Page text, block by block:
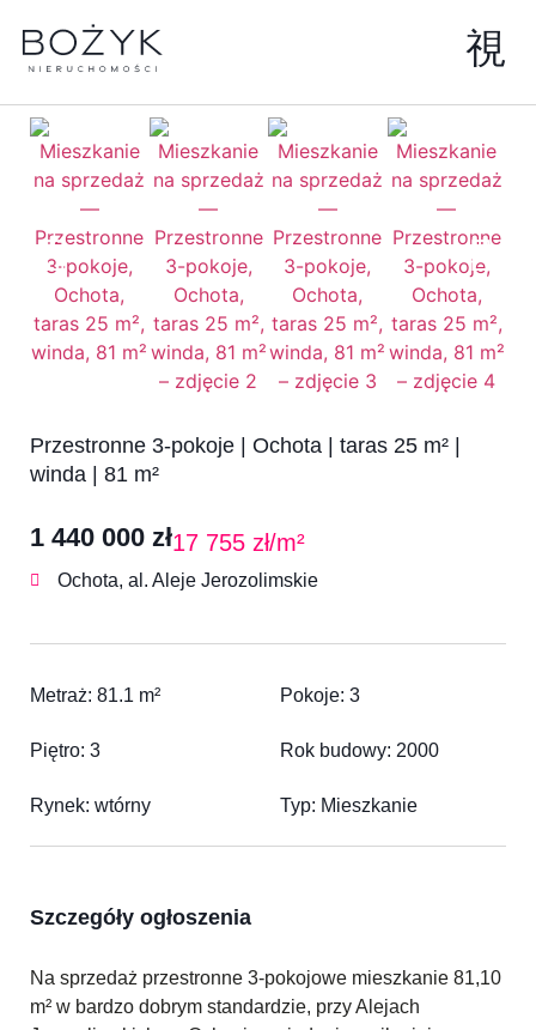
Przestronne 3-pokoje | Ochota | taras 25 m² |
winda | 81 m²
1 440 000 zł17 755 zł/m²
Ochota, al. Aleje Jerozolimskie
Metraż: 81.1 m² Pokoje: 3
Piętro: 3 Rok budowy: 2000
Rynek: wtórny Typ: Mieszkanie
Szczegóły ogłoszenia
Na sprzedaż przestronne 3-pokojowe mieszkanie 81,10
m² w bardzo dobrym standardzie, przy Alejach